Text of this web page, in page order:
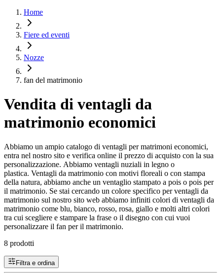
Home
Fiere ed eventi
Nozze
fan del matrimonio
Vendita di ventagli da
matrimonio economici
Abbiamo un ampio catalogo di ventagli per matrimoni economici,
entra nel nostro sito e verifica online il prezzo di acquisto con la sua
personalizzazione. Abbiamo ventagli nuziali in legno o
plastica. Ventagli da matrimonio con motivi floreali o con stampa
della natura, abbiamo anche un ventaglio stampato a pois o pois per
il matrimonio. Se stai cercando un colore specifico per ventagli da
matrimonio sul nostro sito web abbiamo infiniti colori di ventagli da
matrimonio come blu, bianco, rosso, rosa, giallo e molti altri colori
tra cui scegliere e stampare la frase o il disegno con cui vuoi
personalizzare il fan per il matrimonio.
8 prodotti
Filtra e ordina